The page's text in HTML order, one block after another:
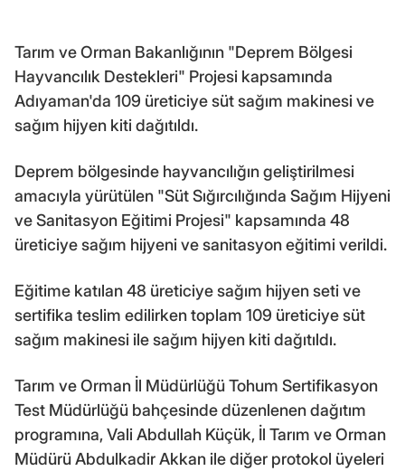
Tarım ve Orman Bakanlığının "Deprem Bölgesi
Hayvancılık Destekleri" Projesi kapsamında
Adıyaman'da 109 üreticiye süt sağım makinesi ve
sağım hijyen kiti dağıtıldı.
Deprem bölgesinde hayvancılığın geliştirilmesi
amacıyla yürütülen "Süt Sığırcılığında Sağım Hijyeni
ve Sanitasyon Eğitimi Projesi" kapsamında 48
üreticiye sağım hijyeni ve sanitasyon eğitimi verildi.
Eğitime katılan 48 üreticiye sağım hijyen seti ve
sertifika teslim edilirken toplam 109 üreticiye süt
sağım makinesi ile sağım hijyen kiti dağıtıldı.
Tarım ve Orman İl Müdürlüğü Tohum Sertifikasyon
Test Müdürlüğü bahçesinde düzenlenen dağıtım
programına, Vali Abdullah Küçük, İl Tarım ve Orman
Müdürü Abdulkadir Akkan ile diğer protokol üyeleri